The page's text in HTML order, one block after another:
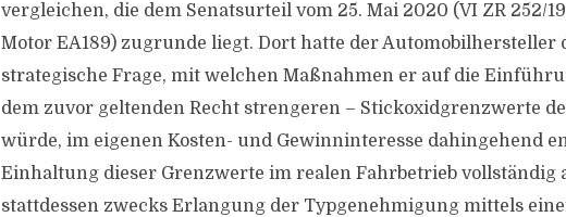
vergleichen, die dem Senatsurteil vom 25. Mai 2020 (VI ZR 252/
Motor EA189) zugrunde liegt. Dort hatte der Automobilhersteller
strategische Frage, mit welchen Maßnahmen er auf die
dem zuvor geltenden Recht strengeren – Stickoxidgrenzwerte
würde, im eigenen Kosten- und Gewinninteresse dahingehend
Einhaltung dieser Grenzwerte im realen Fahrbetrieb vollständig
stattdessen zwecks Erlangung der Typgenehmigung mittels